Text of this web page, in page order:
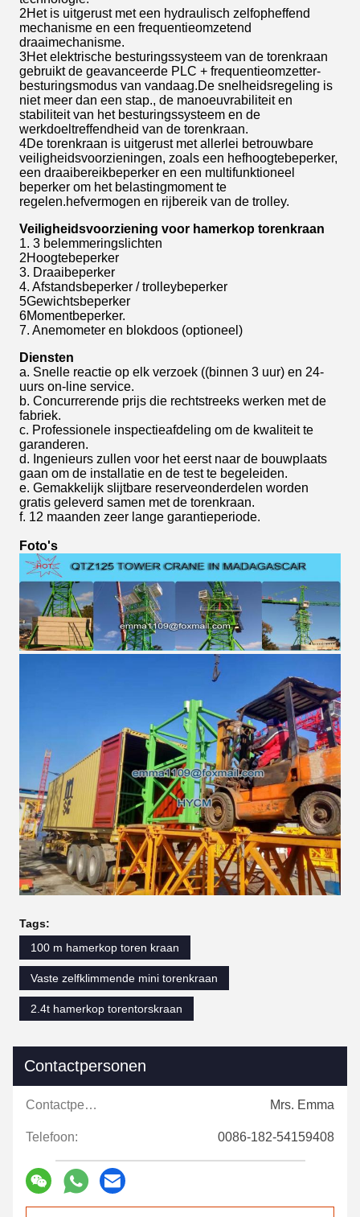
2Het is uitgerust met een hydraulisch zelfopheffend
mechanisme en een frequentieomzetend
draaimechanisme.
3Het elektrische besturingssysteem van de torenkraan
gebruikt de geavanceerde PLC + frequentieomzetter-
besturingsmodus van vandaag.De snelheidsregeling is
niet meer dan een stap., de manoeuvrabiliteit en
stabiliteit van het besturingssysteem en de
werkdoeltreffendheid van de torenkraan.
4De torenkraan is uitgerust met allerlei betrouwbare
veiligheidsvoorzieningen, zoals een hefhoogtebeperker,
een draaibereikbeperker en een multifunktioneel
beperker om het belastingmoment te
regelen.hefvermogen en rijbereik van de trolley.
Veiligheidsvoorziening voor hamerkop torenkraan
1. 3 belemmeringslichten
2Hoogtebeperker
3. Draaibeperker
4. Afstandsbeperker / trolleybeperker
5Gewichtsbeperker
6Momentbeperker.
7. Anemometer en blokdoos (optioneel)
Diensten
a. Snelle reactie op elk verzoek ((binnen 3 uur) en 24-
uurs on-line service.
b. Concurrerende prijs die rechtstreeks werken met de
fabriek.
c. Professionele inspectieafdeling om de kwaliteit te
garanderen.
d. Ingenieurs zullen voor het eerst naar de bouwplaats
gaan om de installatie en de test te begeleiden.
e. Gemakkelijk slijtbare reserveonderdelen worden
gratis geleverd samen met de torenkraan.
f. 12 maanden zeer lange garantieperiode.
Foto's
Tags:
100 m hamerkop toren kraan
Vaste zelfklimmende mini torenkraan
2.4t hamerkop torentorskraan
Contactpersonen
Contactpersonen: Mrs. Emma
Telefoon: 0086-182-54159408